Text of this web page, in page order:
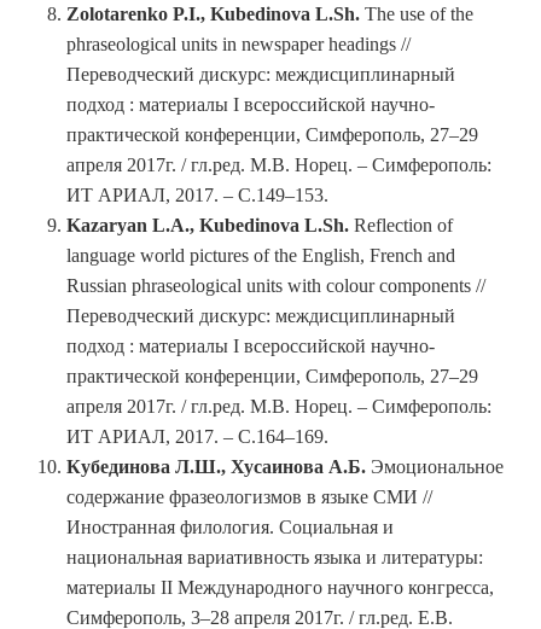
Zolotarenko P.I., Kubedinova L.Sh. The use of the
phraseological units in newspaper headings //
Переводческий дискурс: междисциплинарный
подход : материалы I всероссийской научно-
практической конференции, Симферополь, 27–29
апреля 2017г. / гл.ред. М.В. Норец. – Симферополь:
ИТ АРИАЛ, 2017. – С.149–153.
Kazaryan L.A., Kubedinova L.Sh. Reflection of
language world pictures of the English, French and
Russian phraseological units with colour components //
Переводческий дискурс: междисциплинарный
подход : материалы I всероссийской научно-
практической конференции, Симферополь, 27–29
апреля 2017г. / гл.ред. М.В. Норец. – Симферополь:
ИТ АРИАЛ, 2017. – С.164–169.
Кубединова Л.Ш., Хусаинова А.Б. Эмоциональное
содержание фразеологизмов в языке СМИ //
Иностранная филология. Социальная и
национальная вариативность языка и литературы:
материалы II Международного научного конгресса,
Симферополь, 3–28 апреля 2017г. / гл.ред. Е.В.